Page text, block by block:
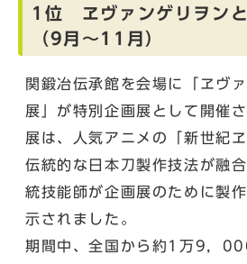
1位 ヱヴァンゲリヲン
（9月～11月）
関鍛冶伝承館を会場に「ヱヴ
展」が特別企画展として開催
展は、人気アニメの「新世紀
伝統的な日本刀製作技法が融
統技能師が企画展のために製
示されました。
期間中、全国から約1万9，